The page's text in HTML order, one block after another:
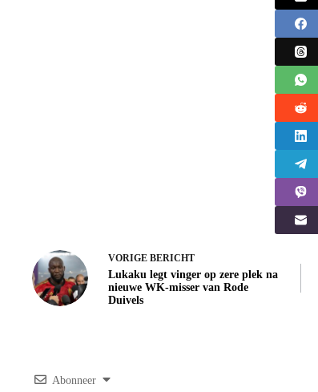
VORIGE BERICHT
Lukaku legt vinger op zere plek na
nieuwe WK-misser van Rode
Duivels
Abonneer